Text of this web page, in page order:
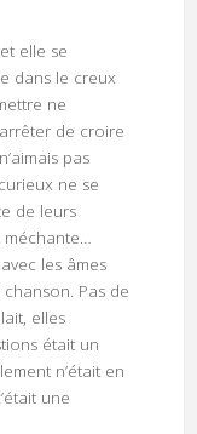
elle se
dans le creux
ne
de croire
pas
ne se
de leurs
méchante…
les âmes
chanson. Pas de
elles
était un
n’était en
une